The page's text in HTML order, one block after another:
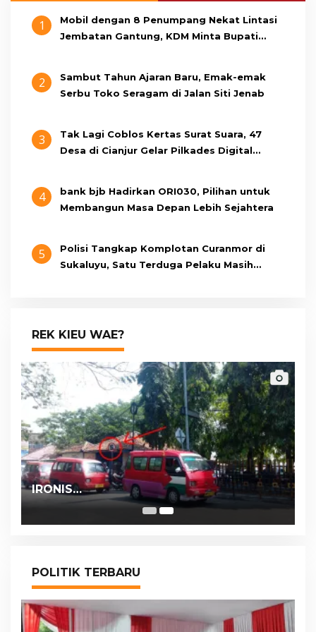
1
Mobil dengan 8 Penumpang Nekat Lintasi
Jembatan Gantung, KDM Minta Bupati
2
Sambut Tahun Ajaran Baru, Emak-emak
Serbu Toko Seragam di Jalan Siti Jenab
3
Tak Lagi Coblos Kertas Surat Suara, 47
Desa di Cianjur Gelar Pilkades Digital
4
bank bjb Hadirkan ORI030, Pilihan untuk
Membangun Masa Depan Lebih Sejahtera
5
Polisi Tangkap Komplotan Curanmor di
Sukaluyu, Satu Terduga Pelaku Masih
REK KIEU WAE?
IRONIS…
POLITIK TERBARU